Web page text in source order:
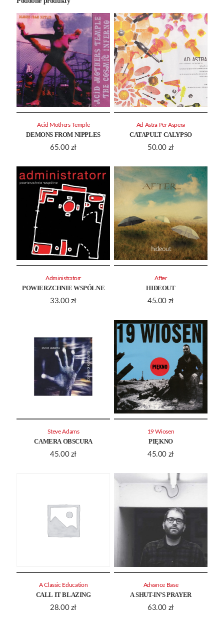
DEMONS FROM NIPPLES
65.00 zł
Acid Mothers Temple
CATAPULT CALYPSO
50.00 zł
Ad Astra Per Aspera
POWIERZCHNIE WSPÓLNE
33.00 zł
Administratorr
HIDEOUT
45.00 zł
After
CAMERA OBSCURA
45.00 zł
Steve Adams
PIĘKNO
45.00 zł
19 Wiosen
CALL IT BLAZING
28.00 zł
A Classic Education
A SHUT-IN’S PRAYER
63.00 zł
Advance Base